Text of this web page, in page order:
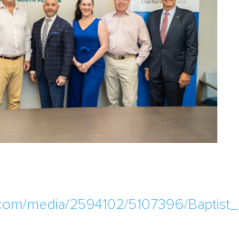
media/2594102/5107396/